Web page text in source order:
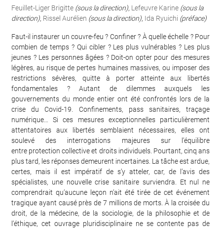
Feuillet-Liger Brigitte (sous la direction), Lefeuvre Karine (sous la
direction), Rissel Aurélien (sous la direction), Ida Ryuichi (préface)
Faut-il instaurer un couvre-feu ? Confiner ? À quelle échelle ? Pour
combien de temps ? Qui cibler ? Les plus vulnérables ? Les plus
jeunes ? Les personnes âgées ? Doit-on opter pour des mesures
légères, au risque de pertes humaines massives, ou imposer des
restrictions sévères, quitte à porter atteinte aux libertés
fondamentales ? Autant de dilemmes auxquels les
gouvernements du monde entier ont été confrontés lors de la
crise du Covid-19. Confinements, pass sanitaires, traçage
numérique… Si ces mesures exceptionnelles particulièrement
attentatoires aux libertés semblaient nécessaires, elles ont
soulevé des interrogations majeures sur l’équilibre
entre protection collective et droits individuels. Pourtant, cinq ans
plus tard, les réponses demeurent incertaines. La tâche est ardue,
certes, mais il est impératif de s’y atteler, car, de l’avis des
spécialistes, une nouvelle crise sanitaire surviendra. Et nul ne
comprendrait qu’aucune leçon n’ait été tirée de cet événement
tragique ayant causé près de 7 millions de morts. À la croisée du
droit, de la médecine, de la sociologie, de la philosophie et de
l’éthique, cet ouvrage pluridisciplinaire ne se contente pas de